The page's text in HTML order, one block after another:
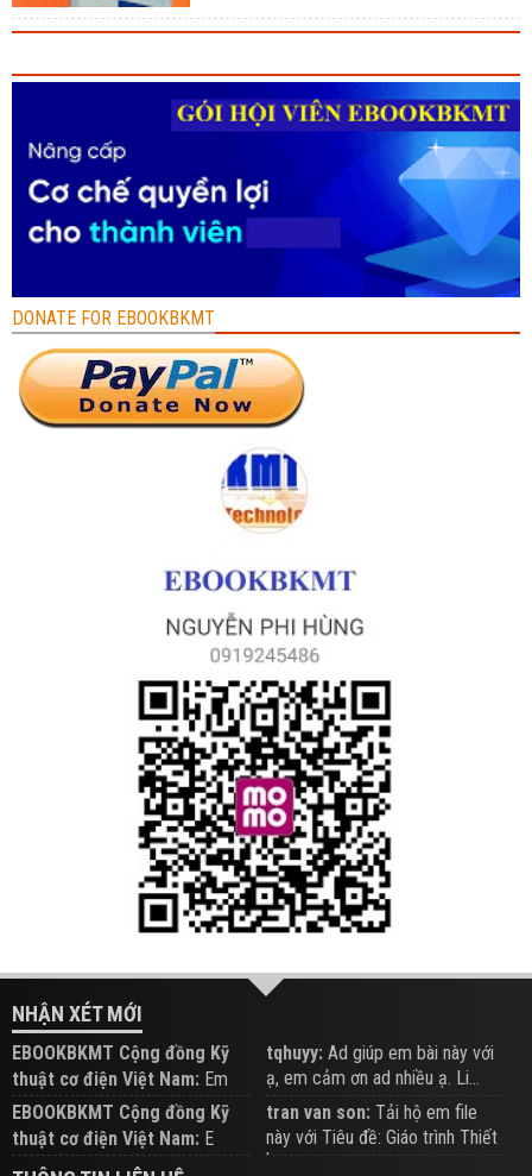
DONATE FOR EBOOKBKMT
NHẬN XÉT MỚI
EBOOKBKMT Cộng đồng Kỹ
thuật cơ điện Việt Nam: Em
đăng trên Group hỗ trợ nhé
tqhuyy: Ad giúp em bài này với
ạ, em cảm ơn ad nhiều ạ. Li...
EBOOKBKMT Cộng đồng Kỹ
thuật cơ điện Việt Nam: E
xem hỗ trợ trên Group
tran van son: Tải hộ em file
này với Tiêu đề: Giáo trình Thiết
b...